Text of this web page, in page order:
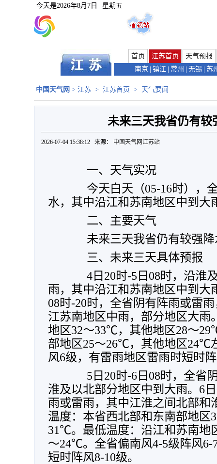
今天是2026年8月7日 星期五
首页 江苏首页
天气预报
南京 镇江 常州 无锡 苏
中国天气网 > 江苏 > 江苏首页 > 天气要闻
未来三天我省仍有较
2026-07-04 15:38:12 来源： 中国天气网江苏站
一、天气实况
今天白天（05-16时），
水，其中沿江和苏南地区中到大
二、主要天气
未来三天我省仍有较强降
三、未来三天具体预报
4日20时-5日08时，沿淮
雨，其中沿江和苏南地区中到大
08时-20时，全省阴有阵雨或雷
江苏南地区中雨，部分地区大雨
地区32～33℃，其他地区28～
部地区25～26℃，其他地区24℃
风6级，有雷雨地区雷雨时短时
5日20时-6日08时，全省
淮及以北部分地区中到大雨。6
雨或雷雨，其中江淮之间北部和
温度：本省西北部和东南部地
31℃。最低温度：沿江和苏南地
～24℃。全省偏南风4-5级阵风6-
短时阵风8-10级。